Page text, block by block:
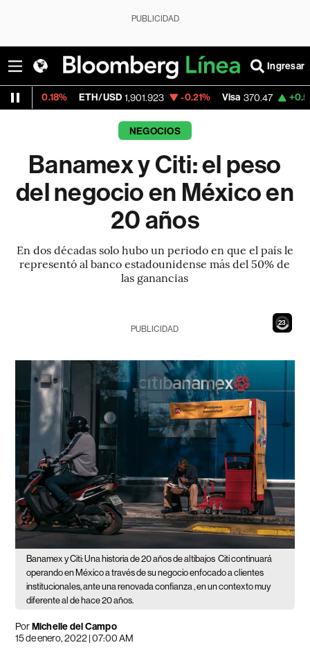
PUBLICIDAD
Ingresar
ETH/USD 1,901.923 -0.21% Visa 370.47 +0.52%
NEGOCIOS
Banamex y Citi: el peso
del negocio en México en
20 años
En dos décadas solo hubo un periodo en que el país le
representó al banco estadounidense más del 50% de
las ganancias
21
PUBLICIDAD
Banamex y Citi: Una historia de 20 años de altibajos Citi continuará
operando en México a través de su negocio enfocado a clientes
institucionales, ante una renovada confianza , en un contexto muy
diferente al de hace 20 años.
PorMichelle del Campo
15 de enero, 2022 | 07:00 AM